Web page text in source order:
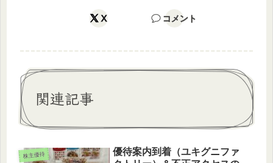
X コメント
関連記事
株主優待
優待案内到着（ユキグニファ